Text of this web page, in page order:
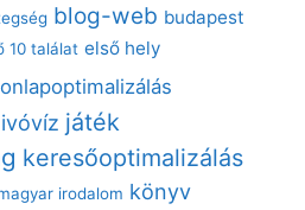
blog-web budapest
10 találat első hely
ivóvíz játék
keresőoptimalizálás
irodalom könyv